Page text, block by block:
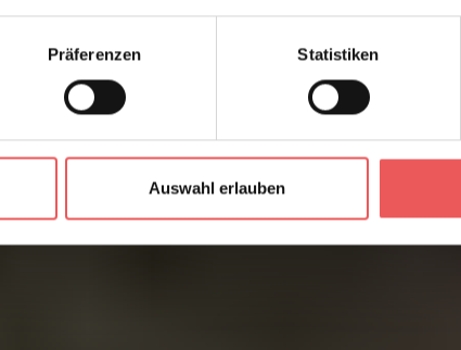
Präferenzen Statistiken
Auswahl erlauben